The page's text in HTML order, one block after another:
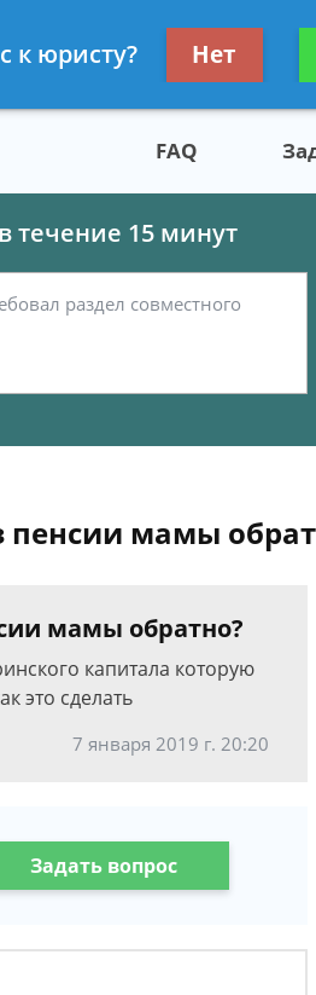
Получите
FAQ
течение 15 минут
пенсии мамы
мамы обратно?
капитала которую
это сделать
7 января 2019 г. 20:20
Задать вопрос
к юристу? Нет